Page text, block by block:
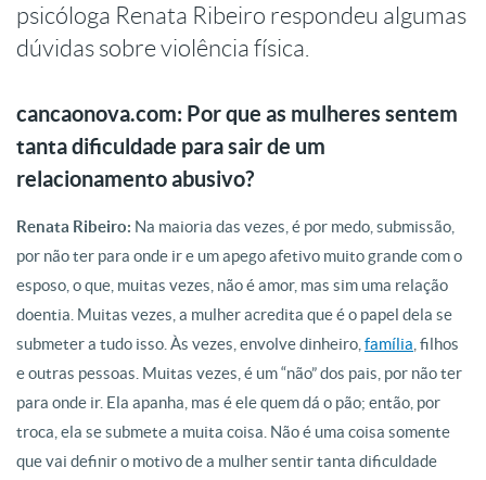
psicóloga Renata Ribeiro respondeu algumas
dúvidas sobre violência física.
cancaonova.com: Por que as mulheres sentem
tanta dificuldade para sair de um
relacionamento abusivo?
Renata Ribeiro: Na maioria das vezes, é por medo, submissão,
por não ter para onde ir e um apego afetivo muito grande com o
esposo, o que, muitas vezes, não é amor, mas sim uma relação
doentia. Muitas vezes, a mulher acredita que é o papel dela se
submeter a tudo isso. Às vezes, envolve dinheiro, família , filhos
e outras pessoas. Muitas vezes, é um “não” dos pais, por não ter
para onde ir. Ela apanha, mas é ele quem dá o pão; então, por
troca, ela se submete a muita coisa. Não é uma coisa somente
que vai definir o motivo de a mulher sentir tanta dificuldade